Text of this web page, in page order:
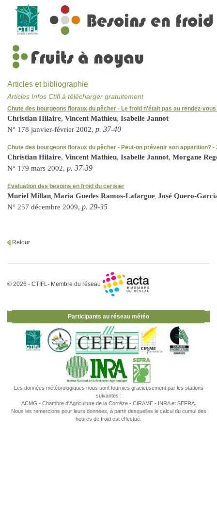
Articles et bibliographie
Articles Infos Ctifl à télécharger gratuitement
Chute des bourgeons floraux du pêcher - Le froid n'était pas au rendez-
Christian Hilaire, Vincent Mathieu, Isabelle Jannot
N° 178 janvier-février 2002, p. 37-40
Chute des bourgeons floraux du pêcher - Peut-on prévenir son apparition? -
Christian Hilaire, Vincent Mathieu, Isabelle Jannot, Morgane
N° 179 mars 2002, p. 37-39
Evaluation des besoins en froid du cerisier
Muriel Millan, Maria Guedes Ramos-Lafargue, José Quero-
N° 257 décembre 2009, p. 29-35
Retour
© 2026 - CTIFL- Membre du réseau
Participants au réseau météo
Les données météorologiques nous sont fournies gracieusement par les stations
suivantes :
ACMG - Chambre d'Agriculture de la Corrèze - CIRAME - INRA et SEFRA.
Nous les remercions pour leurs données, à partir desquelles le calcul du cumul des
heures de froid est effectué.